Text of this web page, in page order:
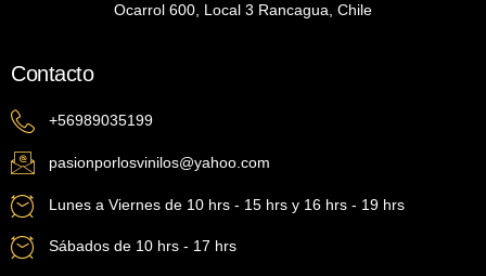
Ocarrol 600, Local 3 Rancagua, Chile
Contacto
+56989035199
pasionporlosvinilos@yahoo.com
Lunes a Viernes de 10 hrs - 15 hrs y 16 hrs - 19 hrs
Sábados de 10 hrs - 17 hrs